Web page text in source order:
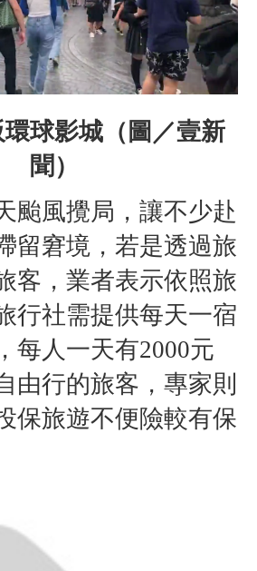
球影城（圖／壹新
聞）
颱風攪局，讓不少赴
留窘境，若是透過旅
客，業者表示依照旅
行社需提供每天一宿
每人一天有2000元
由行的旅客，專家則
保旅遊不便險較有保